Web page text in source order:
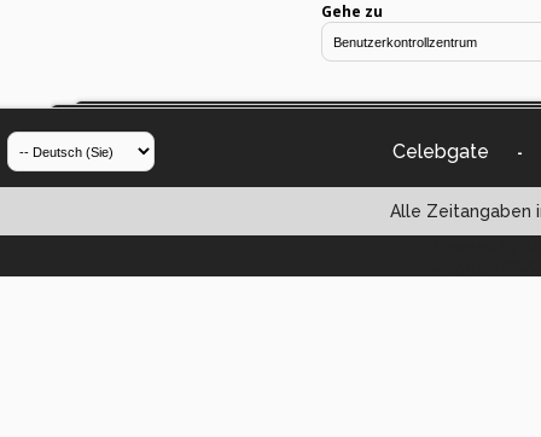
Gehe zu
Celebgate -
Alle Zeitangaben